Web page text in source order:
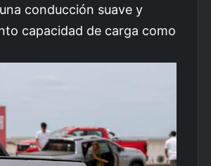
conducción suave y
capacidad de carga como